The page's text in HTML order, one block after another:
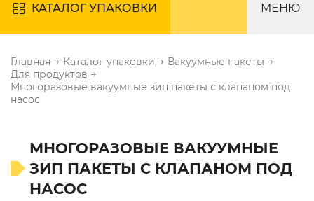
КАТАЛОГ УПАКОВКИ МЕНЮ
Главная → Каталог упаковки → Вакуумные пакеты →
Для продуктов →
Многоразовые вакуумные зип пакеты с клапаном под
насос
МНОГОРАЗОВЫЕ ВАКУУМНЫЕ
ЗИП ПАКЕТЫ С КЛАПАНОМ ПОД
НАСОС